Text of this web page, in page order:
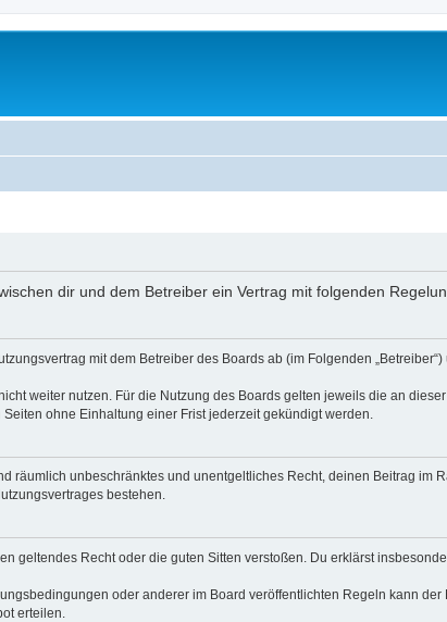
dir und dem Betreiber ein Vertrag mit folgenden
mit dem Betreiber des Boards ab (im Folgenden
weiter nutzen. Für die Nutzung des Boards gelten jeweils die an
ohne Einhaltung einer Frist jederzeit gekündigt werden.
räumlich unbeschränktes und unentgeltliches Recht, deinen Beitrag im
bestehen.
geltendes Recht oder die guten Sitten verstoßen. Du erklärst
oder anderer im Board veröffentlichten Regeln kann
erteilen.